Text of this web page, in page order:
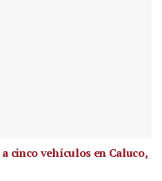
cinco vehículos en Caluco,